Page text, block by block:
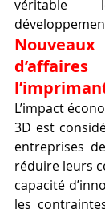
L’impact
3D est
entreprises
réduire leurs
capacité
les